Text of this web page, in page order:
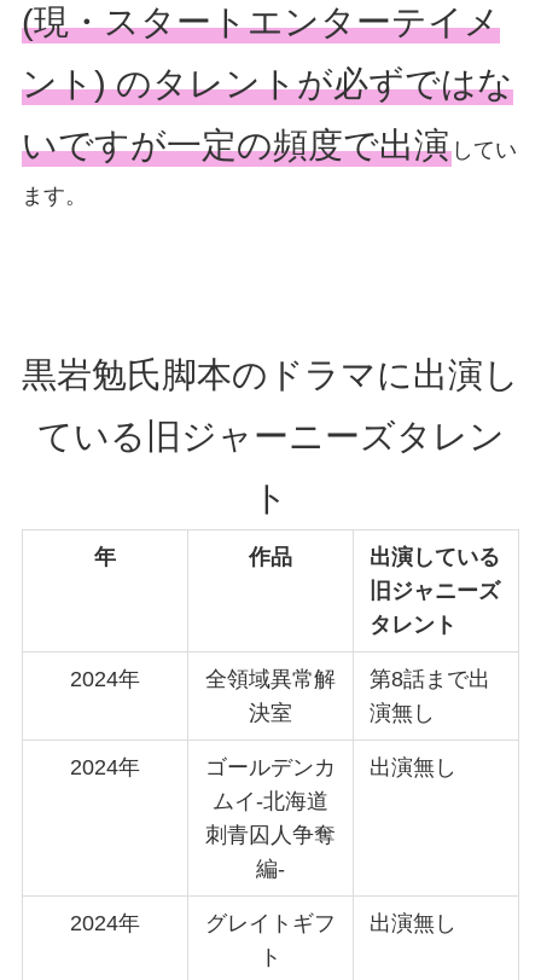
(現・スタートエンターテイメ
ント) のタレントが必ずではな
いですが一定の頻度で出演してい
ます。
黒岩勉氏脚本のドラマに出演し
ている旧ジャーニーズタレン
ト
年 作品
出演している
旧ジャニーズ
タレント
2024年
全領域異常解
決室
第8話まで出
演無し
2024年
ゴールデンカ
ムイ-北海道
刺青囚人争奪
編-
出演無し
2024年
グレイトギフ
ト
出演無し